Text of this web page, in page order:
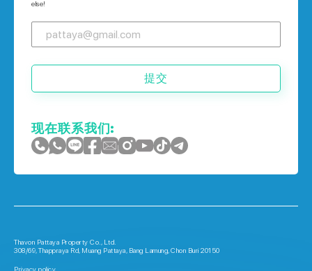
else!
提交
现在联系我们:
Thavon Pattaya Property Co., Ltd.
308/69, Thappraya Rd, Muang Pattaya, Bang Lamung, Chon Buri 20150
Privacy policy